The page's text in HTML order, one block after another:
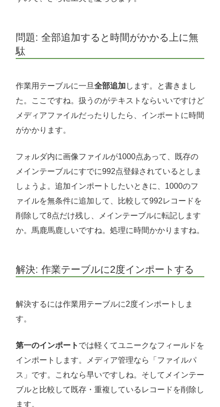
問題: 全部追加すると時間がかかる上に無
駄
作業用テーブルに一旦全部追加 します。と書きまし
た。ここですね。扱うのがテキストならいいですけど
メディアファイルだったりしたら、インポートに時間
がかかります。
フォルダ内に画像ファイルが1000点あって、既存の
メインテーブルにすでに992点登録されているとしま
しょうよ。追加インポートしたいときに、1000のフ
ァイルを無条件に追加して、比較して992レコードを
削除して8点だけ残し、メインテーブルに転記します
か。馬鹿馬鹿しいですね。処理に時間かかりますね。
解決: 作業テーブルに2度インポートする
解決するには作業用テーブルに2度インポートしま
す。
第一のインポート では軽くてユニークなフィールドを
インポートします。メディア管理なら「ファイルパ
ス」です。これなら早いですしね。そしてメインテー
ブルと比較して既存・重複しているレコードを削除し
ます。